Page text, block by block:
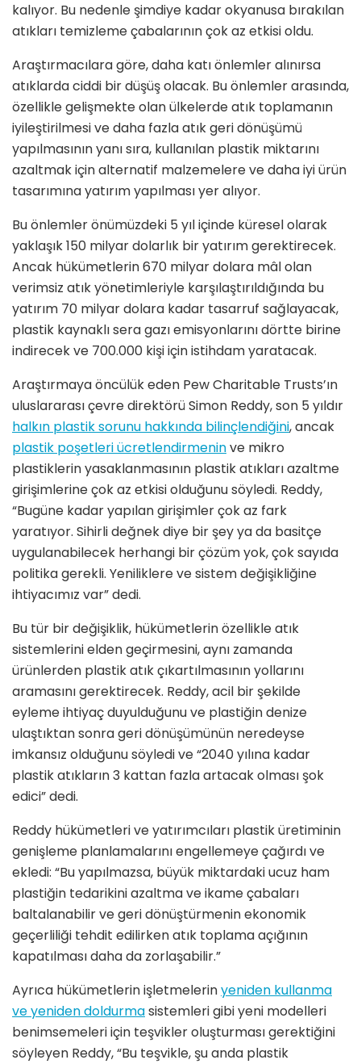
kalıyor. Bu nedenle şimdiye kadar okyanusa bırakılan
atıkları temizleme çabalarının çok az etkisi oldu.
Araştırmacılara göre, daha katı önlemler alınırsa
atıklarda ciddi bir düşüş olacak. Bu önlemler arasında,
özellikle gelişmekte olan ülkelerde atık toplamanın
iyileştirilmesi ve daha fazla atık geri dönüşümü
yapılmasının yanı sıra, kullanılan plastik miktarını
azaltmak için alternatif malzemelere ve daha iyi ürün
tasarımına yatırım yapılması yer alıyor.
Bu önlemler önümüzdeki 5 yıl içinde küresel olarak
yaklaşık 150 milyar dolarlık bir yatırım gerektirecek.
Ancak hükümetlerin 670 milyar dolara mâl olan
verimsiz atık yönetimleriyle karşılaştırıldığında bu
yatırım 70 milyar dolara kadar tasarruf sağlayacak,
plastik kaynaklı sera gazı emisyonlarını dörtte birine
indirecek ve 700.000 kişi için istihdam yaratacak.
Araştırmaya öncülük eden Pew Charitable Trusts’ın
uluslararası çevre direktörü Simon Reddy, son 5 yıldır
halkın plastik sorunu hakkında bilinçlendiğini, ancak
plastik poşetleri ücretlendirmeninve mikro
plastiklerin yasaklanmasının plastik atıkları azaltme
girişimlerine çok az etkisi olduğunu söyledi. Reddy,
“Bugüne kadar yapılan girişimler çok az fark
yaratıyor. Sihirli değnek diye bir şey ya da basitçe
uygulanabilecek herhangi bir çözüm yok, çok sayıda
politika gerekli. Yeniliklere ve sistem değişikliğine
ihtiyacımız var” dedi.
Bu tür bir değişiklik, hükümetlerin özellikle atık
sistemlerini elden geçirmesini, aynı zamanda
ürünlerden plastik atık çıkartılmasının yollarını
aramasını gerektirecek. Reddy, acil bir şekilde
eyleme ihtiyaç duyulduğunu ve plastiğin denize
ulaştıktan sonra geri dönüşümünün neredeyse
imkansız olduğunu söyledi ve “2040 yılına kadar
plastik atıkların 3 kattan fazla artacak olması şok
edici” dedi.
Reddy hükümetleri ve yatırımcıları plastik üretiminin
genişleme planlamalarını engellemeye çağırdı ve
ekledi: “Bu yapılmazsa, büyük miktardaki ucuz ham
plastiğin tedarikini azaltma ve ikame çabaları
baltalanabilir ve geri dönüştürmenin ekonomik
geçerliliği tehdit edilirken atık toplama açığının
kapatılması daha da zorlaşabilir.”
Ayrıca hükümetlerin işletmelerinyeniden kullanma
ve yeniden doldurmasistemleri gibi yeni modelleri
benimsemeleri için teşvikler oluşturması gerektiğini
söyleyen Reddy, “Bu teşvikle, şu anda plastik